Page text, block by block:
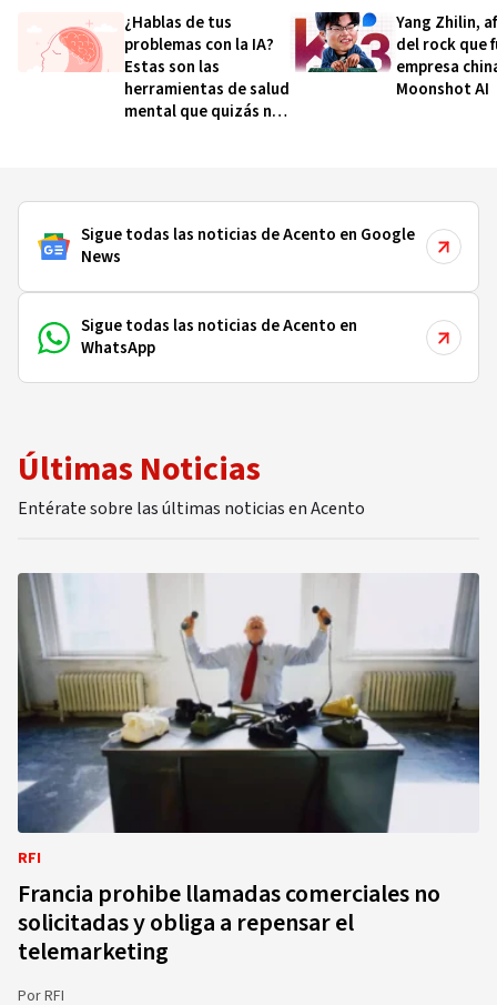
¿Hablas de tus
problemas con la IA?
Estas son las
herramientas de salud
mental que quizás no
Yang Zhilin,
del rock que
empresa
Moonshot AI
Sigue todas las noticias de Acento en Google
News
Sigue todas las noticias de Acento en
WhatsApp